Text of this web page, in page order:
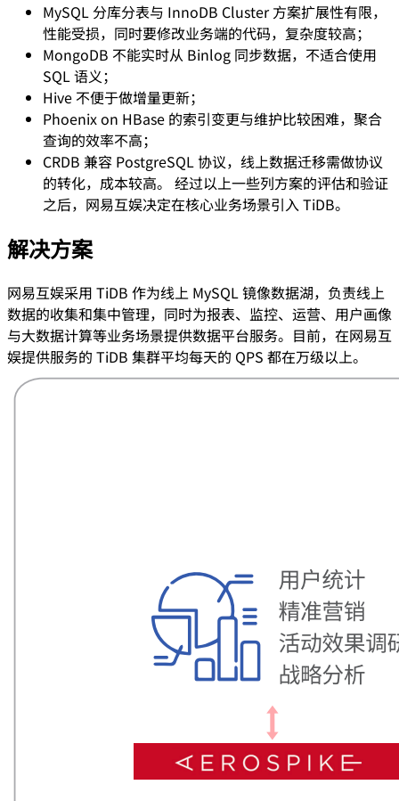
MySQL 分库分表与 InnoDB Cluster 方案扩展性有限，
性能受损，同时要修改业务端的代码，复杂度较高；
MongoDB 不能实时从 Binlog 同步数据，不适合使用
SQL 语义；
Hive 不便于做增量更新；
Phoenix on HBase 的索引变更与维护比较困难，聚合
查询的效率不高；
CRDB 兼容 PostgreSQL 协议，线上数据迁移需做协议
的转化，成本较高。 经过以上一些列方案的评估和验证
之后，网易互娱决定在核心业务场景引入 TiDB。
解决方案
网易互娱采用 TiDB 作为线上 MySQL 镜像数据湖，负责线上
数据的收集和集中管理，同时为报表、监控、运营、用户画像
与大数据计算等业务场景提供数据平台服务。目前，在网易互
娱提供服务的 TiDB 集群平均每天的 QPS 都在万级以上。